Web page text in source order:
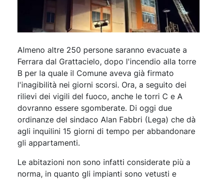
Almeno altre 250 persone saranno evacuate a
Ferrara dal Grattacielo, dopo l'incendio alla torre
B per la quale il Comune aveva già firmato
l'inagibilità nei giorni scorsi. Ora, a seguito dei
rilievi dei vigili del fuoco, anche le torri C e A
dovranno essere sgomberate. Di oggi due
ordinanze del sindaco Alan Fabbri (Lega) che dà
agli inquilini 15 giorni di tempo per abbandonare
gli appartamenti.
Le abitazioni non sono infatti considerate più a
norma, in quanto gli impianti sono vetusti e